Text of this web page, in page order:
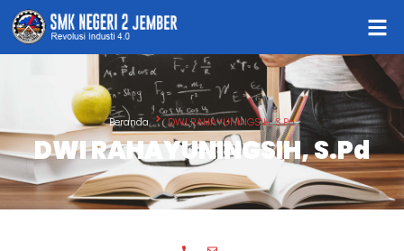
Beranda DWI RAHAYUNINGSIH, S.Pd
DWI RAHAYUNINGSIH, S.Pd